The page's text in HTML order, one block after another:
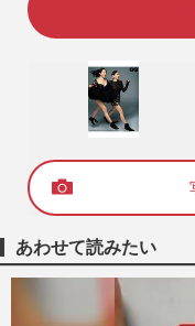
あわせて読みたい